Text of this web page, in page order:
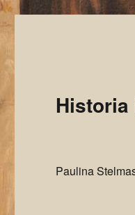
Historia
Paulina